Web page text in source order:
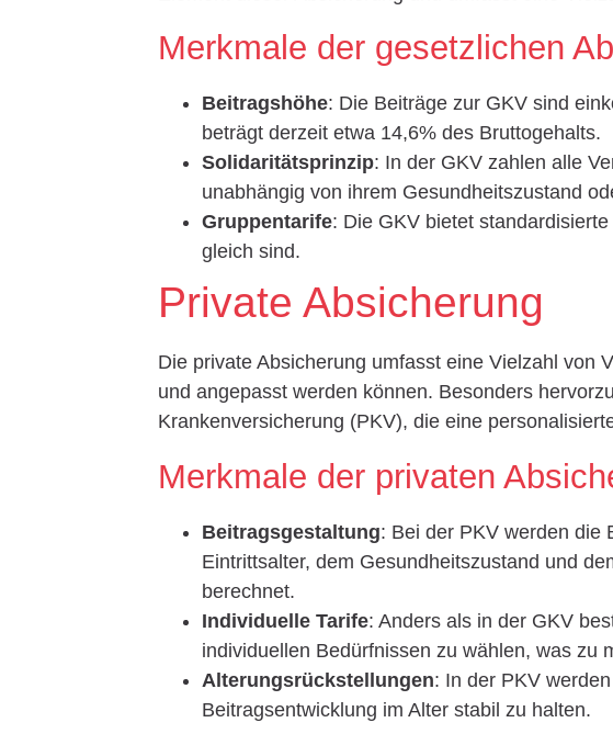
Merkmale der gesetzlichen
Beitragshöhe: Die Beiträge zur GKV sind
beträgt derzeit etwa 14,6% des Bruttogehalts.
Solidaritätsprinzip: In der GKV zahlen alle
unabhängig von ihrem Gesundheitszustand
Gruppentarife: Die GKV bietet
gleich sind.
Private Absicherung
Die private Absicherung umfasst eine Vielzahl von
und angepasst werden können. Besonders
Krankenversicherung (PKV), die eine
Merkmale der privaten
Beitragsgestaltung: Bei der PKV werden die
Eintrittsalter, dem Gesundheitszustand und
berechnet.
Individuelle Tarife: Anders als in der GKV
individuellen Bedürfnissen zu wählen, was zu
Alterungsrückstellungen: In der PKV
Beitragsentwicklung im Alter stabil zu halten.